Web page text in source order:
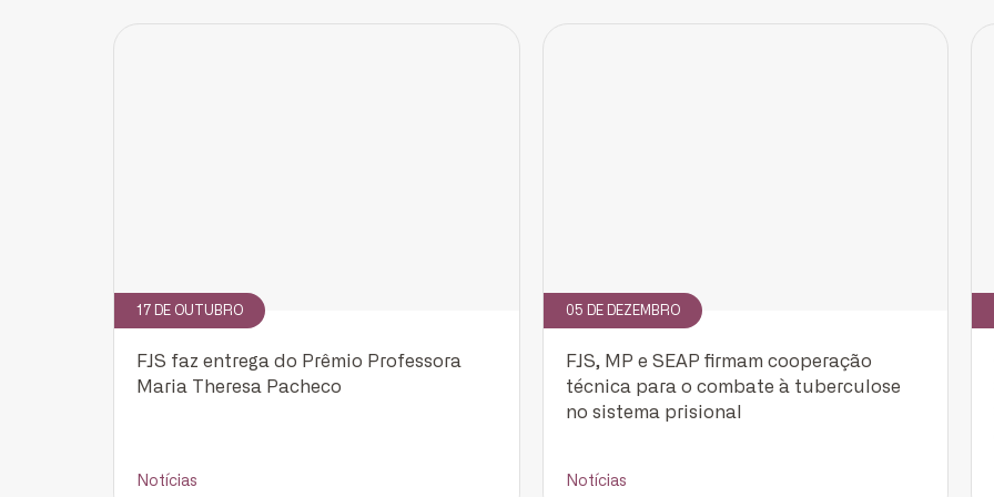
17 DE OUTUBRO
FJS faz entrega do Prêmio Professora
Maria Theresa Pacheco
Notícias
05 DE DEZEMBRO
FJS, MP e SEAP firmam cooperação
técnica para o combate à tuberculose
no sistema prisional
Notícias